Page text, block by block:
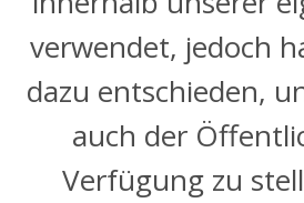
verwendet, jedoch
dazu entschieden,
auch der
Verfügung zu